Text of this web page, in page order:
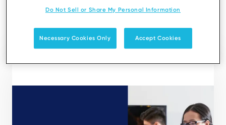
ダウンロード
Do Not Sell or Share My Personal Information
Necessary Cookies Only Accept Cookies